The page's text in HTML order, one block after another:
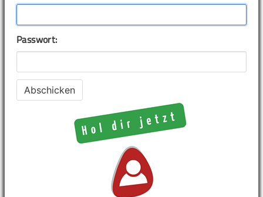
Passwort: